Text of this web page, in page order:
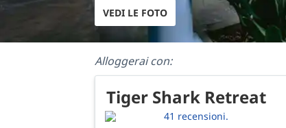
VEDI LE FOTO
Alloggerai con:
Tiger Shark Retreat
41 recensioni.